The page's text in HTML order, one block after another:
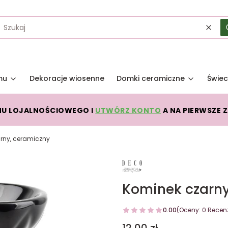
Dekoracje wiosenne Domki ceramiczne
LOJALNOŚCIOWEGO I UTWÓRZ KONTO A NA PIERWSZE
ceramiczny
Kominek
0.00(Oceny: 0